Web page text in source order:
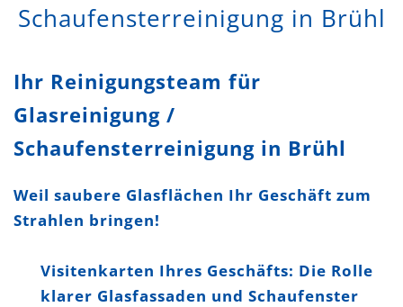
Schaufensterreinigung in Brühl
Ihr Reinigungsteam für
Glasreinigung /
Schaufensterreinigung in Brühl
Weil saubere Glasflächen Ihr Geschäft zum
Strahlen bringen!
Visitenkarten Ihres Geschäfts: Die Rolle
klarer Glasfassaden und Schaufenster